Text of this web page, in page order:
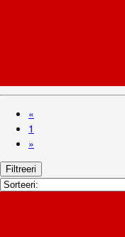
«
1
»
Filtreeri